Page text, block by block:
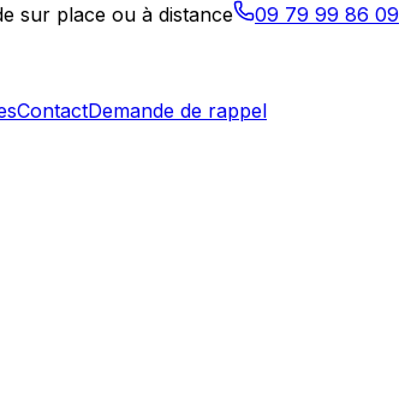
sur place ou à distance 09 79 99 86 09
ContactDemande de rappel